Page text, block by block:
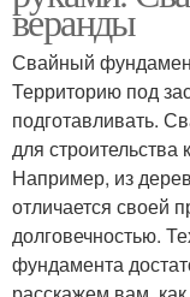
веранды
Свайный
Территорию под
подготавливать.
для строительства
Например, из
отличается своей
долговечностью.
фундамента